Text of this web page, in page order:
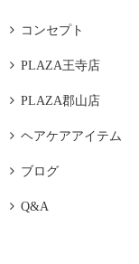
 コンセプト
 PLAZA王寺店
 PLAZA郡山店
 ヘアケアアイテム
 ブログ
 Q&A